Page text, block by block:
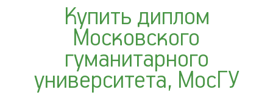
Купить диплом
Московского
гуманитарного
университета, МосГУ